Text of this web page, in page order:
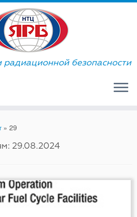
радиационной безопасности
» 29
29.08.2024